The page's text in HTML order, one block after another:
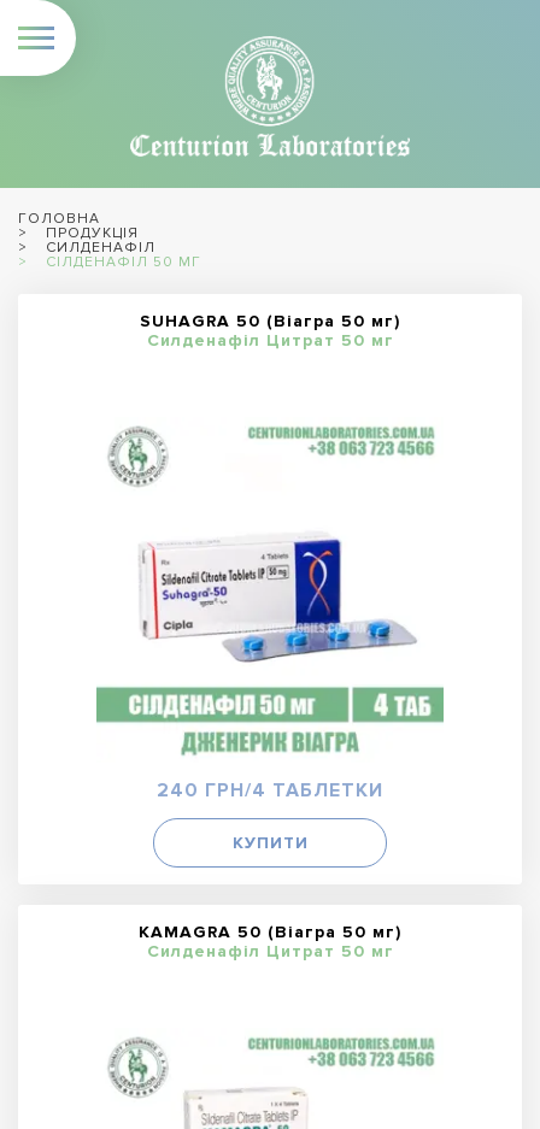
ГОЛОВНА
ПРОДУКЦІЯ
СИЛДЕНАФІЛ
СІЛДЕНАФІЛ 50 МГ
SUHAGRA 50 (Віагра 50 мг)
Силденафіл Цитрат 50 мг
240 ГРН/4 ТАБЛЕТКИ
КУПИТИ
KAMAGRA 50 (Віагра 50 мг)
Силденафіл Цитрат 50 мг